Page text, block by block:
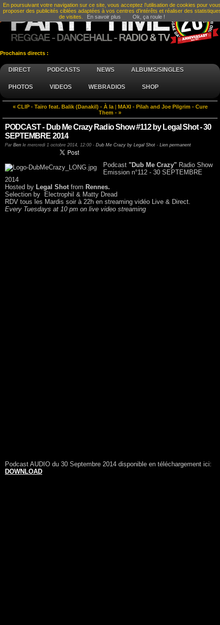
Prochains directs :
DIRECT PODCASTS NEWS ALBUMS/SINGLES
PHOTOS VIDEOS WEBRADIOS SHOP
« CLIP - Taïro feat. Balik (Danakil) - À la
MAXI - Pilah and Joe Pilgrim - Cure
Them - »
PODCAST - Dub Me Crazy Radio Show #112 by Legal Shot - 30
SEPTEMBRE 2014
Par Ben le mercredi 1 octobre 2014, 12:00 - Dub Me Crazy by Legal Shot - Lien permanent
Podcast "Dub Me Crazy" Radio Show
Emission n°112 - 30 SEPTEMBRE
2014
Hosted by Legal Shot from Rennes.
Selection by Electrophil & Matty Dread
RDV tous les Mardis soir à 22h en streaming vidéo Live & Direct.
Every Tuesdays at 10 pm on live video streaming
Podcast AUDIO du 30 Septembre 2014 disponible en téléchargement ici:
DOWNLOAD
En poursuivant votre navigation sur ce site, vous acceptez l’utilisation de cookies pour
proposer des publicités ciblées adaptées à vos centres d’intérêts et réaliser des
de visites.
En savoir plus Ok, ça roule !